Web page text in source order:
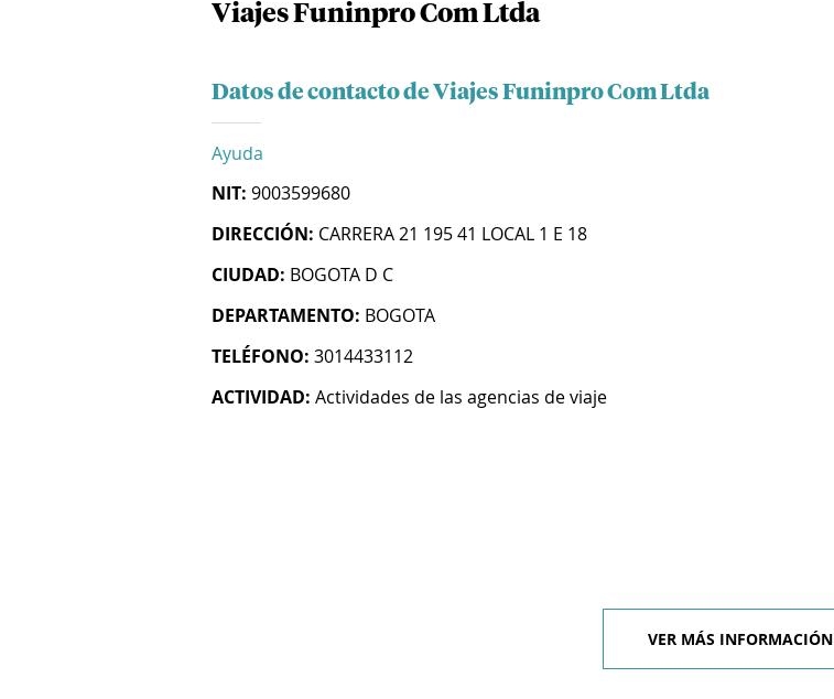
Viajes Funinpro Com Ltda
Datos de contacto de Viajes Funinpro Com Ltda
Ayuda
NIT: 9003599680
DIRECCIÓN: CARRERA 21 195 41 LOCAL 1 E 18
CIUDAD: BOGOTA D C
DEPARTAMENTO: BOGOTA
TELÉFONO: 3014433112
ACTIVIDAD: Actividades de las agencias de viaje
VER MÁS INFORMACIÓN